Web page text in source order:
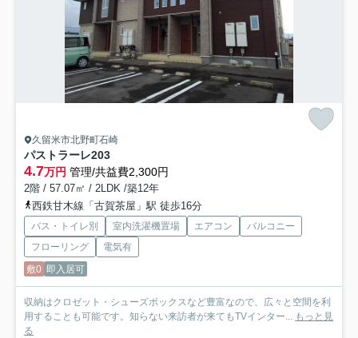
久留米市北野町石崎
パストラーレ203
4.7万円 管理/共益費2,300円
2階 / 57.07㎡ / 2LDK /築12年
西鉄甘木線「古賀茶屋」駅 徒歩16分
バス・トイレ別 室内洗濯機置場 エアコン
バルコニー
フローリング
電気有
敷0 即入居可
収納はクロゼット・シューズボックスなど豊富なので、広々と空間を利
用することも可能です。知らない来訪者が来てもTVインター... もっと見
る